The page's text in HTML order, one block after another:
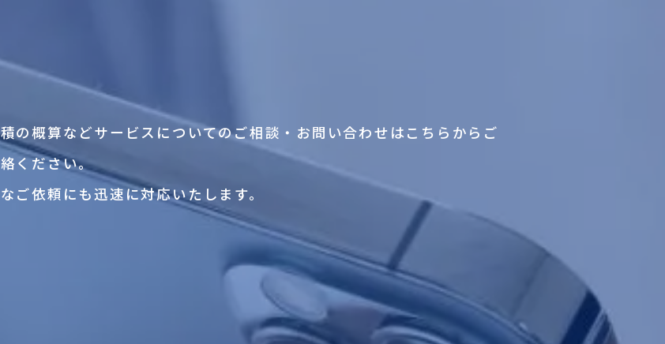
の概算などサービスについてのご相談・お問い合わせはこちらからご
ください。
ご依頼にも迅速に対応いたします。